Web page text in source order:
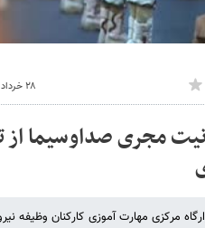
۲۸ خرداد ۱۴۰۳ - ۱۶:۲۰
مجری صداوسیما
مرکزی مهارت آموزی کارکنان